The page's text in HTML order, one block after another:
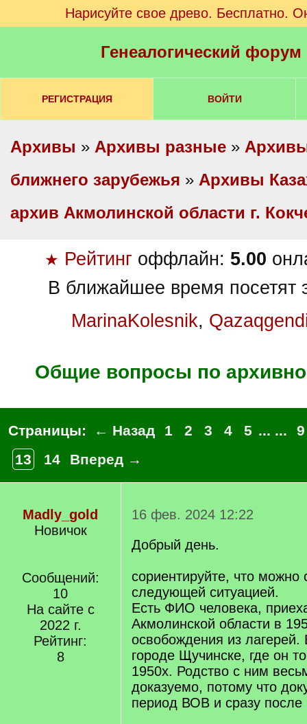
Нарисуйте свое древо. Бесплатно.
Генеалогический
РЕГИСТРАЦИЯ ВОЙТИ
Архивы » Архивы разные »
ближнего зарубежья » Архивы
архив Акмолинской области г.
★ Рейтинг оффлайн: 5.00
В ближайшее время посетят
MarinaKolesnik,
Общие вопросы по
Страницы: ← Назад 1 2 3 4 5 ... ...
9
13
14 Вперед →
Madly_gold
Новичок
Сообщений:
10
На сайте с
2022 г.
Рейтинг:
8
16 фев. 2024 12:22
Добрый день.
сориентируйте, что можно
следующей ситуацией.
Есть ФИО человека,
Акмолинской области в
освобождения из лагерей.
городе Щучинске, где он
1950х. Родство с ним
доказуемо, потому что
период ВОВ и сразу